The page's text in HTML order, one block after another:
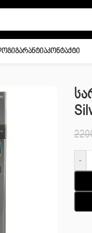
ᲒარანტიაᲙონტაქტი
-